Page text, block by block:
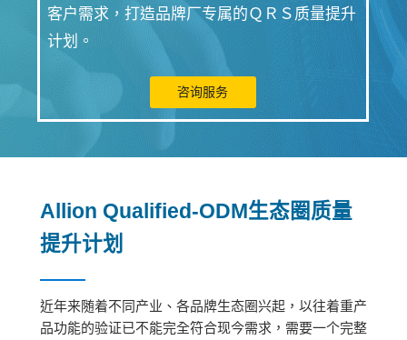
客户需求，打造品牌厂专属的ＱＲＳ质量提升
计划。
咨询服务
Allion Qualified-ODM生态圈质量
提升计划
近年来随着不同产业、各品牌生态圈兴起，以往着重产
品功能的验证已不能完全符合现今需求，需要一个完整